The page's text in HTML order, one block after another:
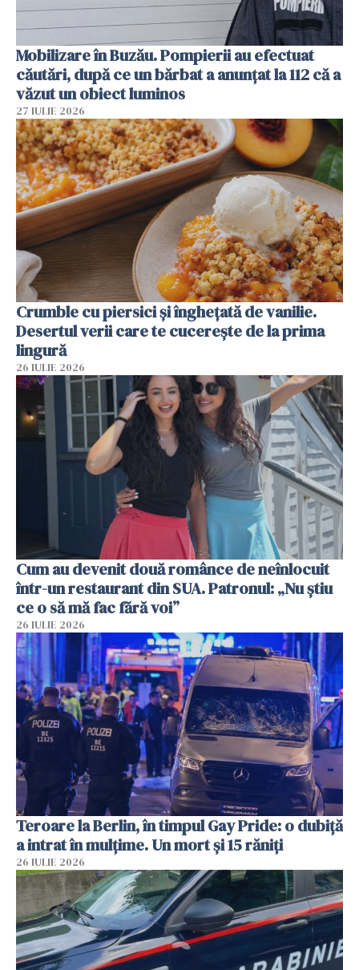
Mobilizare în Buzău. Pompierii au efectuat
căutări, după ce un bărbat a anunțat la 112 că a
văzut un obiect luminos
27 IULIE 2026
Crumble cu piersici și înghețată de vanilie.
Desertul verii care te cucerește de la prima
lingură
26 IULIE 2026
Cum au devenit două românce de neînlocuit
într-un restaurant din SUA. Patronul: „Nu știu
ce o să mă fac fără voi”
26 IULIE 2026
Teroare la Berlin, în timpul Gay Pride: o dubiță
a intrat în mulțime. Un mort și 15 răniți
26 IULIE 2026